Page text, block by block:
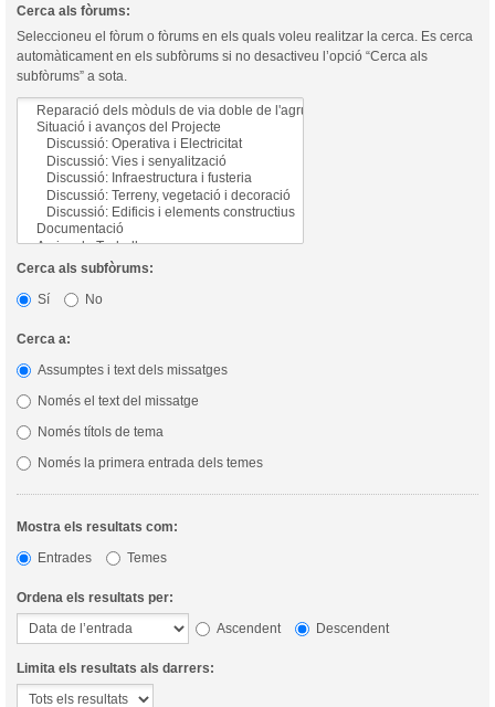
Cerca als fòrums:
Seleccioneu el fòrum o fòrums en els quals voleu realitzar la cerca. Es cerca
automàticament en els subfòrums si no desactiveu l’opció “Cerca als
subfòrums” a sota.
Cerca als subfòrums:
Sí
No
Cerca a:
Assumptes i text dels missatges
Només el text del missatge
Només títols de tema
Només la primera entrada dels temes
Mostra els resultats com:
Entrades
Temes
Ordena els resultats per:
Ascendent
Descendent
Limita els resultats als darrers: